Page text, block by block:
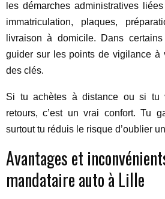
les démarches administratives
immatriculation, plaques,
livraison à domicile. Dans
guider sur les points de vigilance à
des clés.
Si tu achètes à distance ou si tu
retours, c’est un vrai confort. Tu
surtout tu réduis le risque d’oublier
Avantages et
mandataire auto à Lille